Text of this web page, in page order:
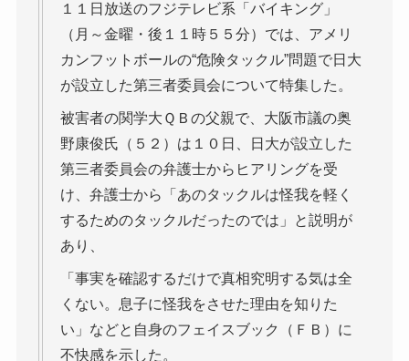
１１日放送のフジテレビ系「バイキング」
（月～金曜・後１１時５５分）では、アメリ
カンフットボールの“危険タックル”問題で日大
が設立した第三者委員会について特集した。
被害者の関学大ＱＢの父親で、大阪市議の奥
野康俊氏（５２）は１０日、日大が設立した
第三者委員会の弁護士からヒアリングを受
け、弁護士から「あのタックルは怪我を軽く
するためのタックルだったのでは」と説明が
あり、
「事実を確認するだけで真相究明する気は全
くない。息子に怪我をさせた理由を知りた
い」などと自身のフェイスブック（ＦＢ）に
不快感を示した。